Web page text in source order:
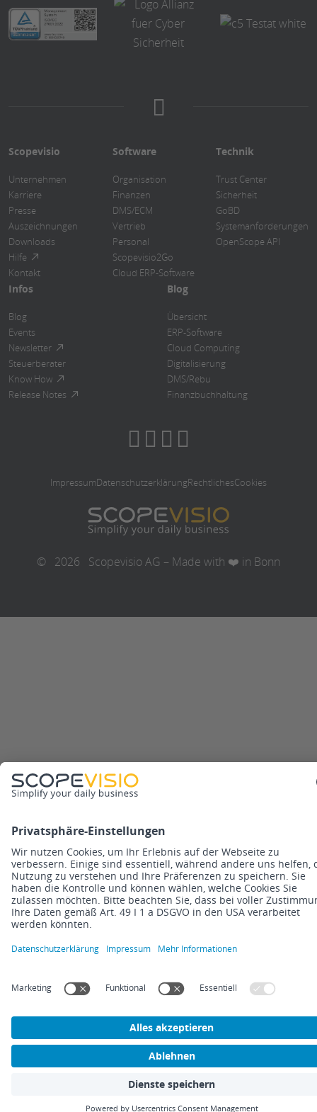
Scopevisio
Unternehmen
Karriere
Presse
Auszeichnungen
Downloads
Hilfe
Kontakt
Software
Organisation
Finanzen
DMS/ECM
Vertrieb
Personal
Scopevisio2Go
Cloud ERP-Software
Technik
Trust Center
Sicherheit
GoBD
Systemanforderungen
OpenScope API
Infos
Blog
Events
Newsletter
Steuerberater
Know How
Release Notes
Blog
Übersicht
ERP-Software
Cloud Computing
Digitalisierung
DMS/Rebu
Finanzbuchhaltung
ImpressumDatenschutzerklärungRechtlichesCookies
© 2026 Scopevisio AG – Made with ❤️ in Bonn